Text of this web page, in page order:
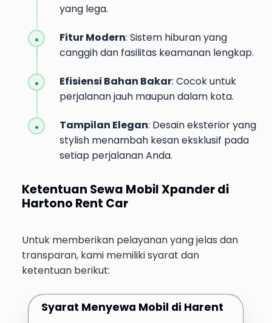
yang lega.
Fitur Modern: Sistem hiburan yang
canggih dan fasilitas keamanan lengkap.
Efisiensi Bahan Bakar: Cocok untuk
perjalanan jauh maupun dalam kota.
Tampilan Elegan: Desain eksterior yang
stylish menambah kesan eksklusif pada
setiap perjalanan Anda.
Ketentuan Sewa Mobil Xpander di
Hartono Rent Car
Untuk memberikan pelayanan yang jelas dan
transparan, kami memiliki syarat dan
ketentuan berikut:
Syarat Menyewa Mobil di Harent